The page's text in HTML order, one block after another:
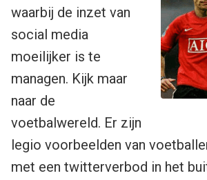
waarbij de inzet van
social media
moeilijker is te
managen. Kijk maar
naar de
voetbalwereld. Er zijn
legio voorbeelden van
met een twitterverbod in het